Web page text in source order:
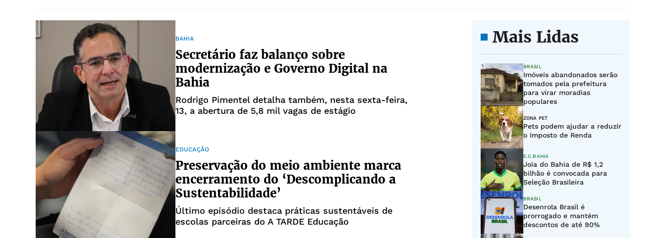
BAHIA
Secretário faz balanço sobre
modernização e Governo Digital na
Bahia
Rodrigo Pimentel detalha também, nesta sexta-feira,
13, a abertura de 5,8 mil vagas de estágio
EDUCAÇÃO
Preservação do meio ambiente marca
encerramento do ‘Descomplicando a
Sustentabilidade’
Último episódio destaca práticas sustentáveis de
escolas parceiras do A TARDE Educação
Mais Lidas
BRASIL
Imóveis abandonados serão
tomados pela prefeitura
para virar moradias
populares
ZONA PET
Pets podem ajudar a reduzir
o Imposto de Renda
E.C.BAHIA
Joia do Bahia de R$ 1,2
bilhão é convocada para
Seleção Brasileira
BRASIL
Desenrola Brasil é
prorrogado e mantém
descontos de até 90%